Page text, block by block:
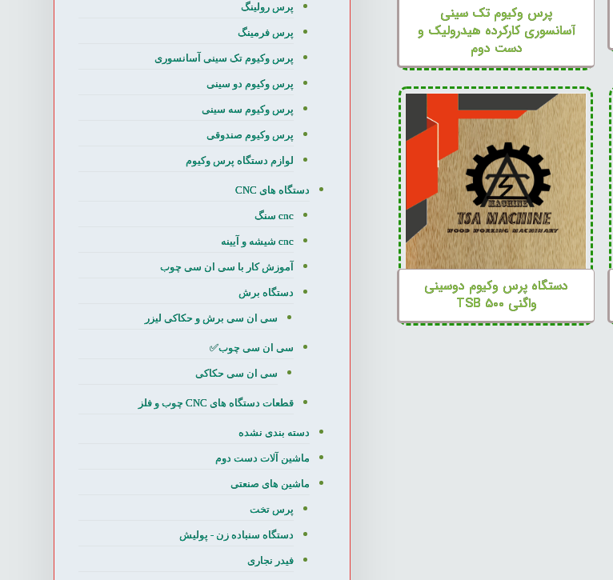
پرس وکیوم تک سینی
آسانسوری کارکرده هیدرولیک و
دست دوم
دستگاه پرس وکیوم دوسینی
واگنی TSB ۵۰۰
پرس رولینگ
پرس فرمینگ
پرس وکیوم تک سینی آسانسوری
پرس وکیوم دو سینی
پرس وکیوم سه سینی
پرس وکیوم صندوقی
لوازم دستگاه پرس وکیوم
دستگاه های CNC
cnc سنگ
cnc شیشه و آیینه
آموزش کار با سی ان سی چوب
دستگاه برش
سی ان سی برش و حکاکی لیزر
سی ان سی چوب✅
سی ان سی حکاکی
قطعات دستگاه های CNC چوب و فلز
دسته بندی نشده
ماشین آلات دست دوم
ماشین های صنعتی
پرس تخت
دستگاه سنباده زن - پولیش
فیدر نجاری